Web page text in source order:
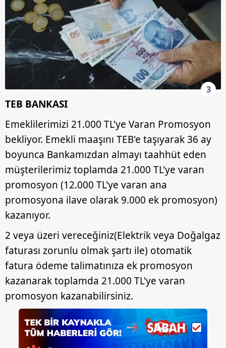
3
TEB BANKASI
Emeklilerimizi 21.000 TL'ye Varan Promosyon
bekliyor. Emekli maaşını TEB'e taşıyarak 36 ay
boyunca Bankamızdan almayı taahhüt eden
müşterilerimiz toplamda 21.000 TL'ye varan
promosyon (12.000 TL'ye varan ana
promosyona ilave olarak 9.000 ek promosyon)
kazanıyor.
2 veya üzeri vereceğiniz(Elektrik veya Doğalgaz
faturası zorunlu olmak şartı ile) otomatik
fatura ödeme talimatınıza ek promosyon
kazanarak toplamda 21.000 TL'ye varan
promosyon kazanabilirsiniz.